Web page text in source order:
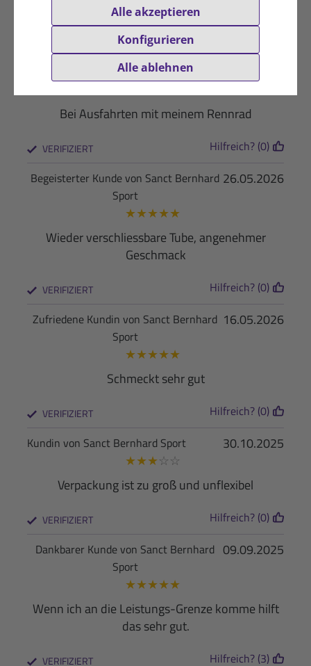
Alle akzeptieren
Konfigurieren
Alle ablehnen
VERIFIZIERT Hilfreich? (0)
26.05.2026
Begeisterte Kundin von Sanct Bernhard
Sport
Bei Ausfahrten mit meinem Rennrad
VERIFIZIERT Hilfreich? (0)
26.05.2026
Begeisterter Kunde von Sanct Bernhard
Sport
★★★★★
Wieder verschliessbare Tube, angenehmer
Geschmack
VERIFIZIERT Hilfreich? (0)
16.05.2026
Zufriedene Kundin von Sanct Bernhard
Sport
★★★★★
Schmeckt sehr gut
VERIFIZIERT Hilfreich? (0)
30.10.2025
Kundin von Sanct Bernhard Sport
★★★☆☆
Verpackung ist zu groß und unflexibel
VERIFIZIERT Hilfreich? (0)
09.09.2025
Dankbarer Kunde von Sanct Bernhard
Sport
★★★★★
Wenn ich an die Leistungs-Grenze komme hilft
das sehr gut.
VERIFIZIERT Hilfreich? (3)